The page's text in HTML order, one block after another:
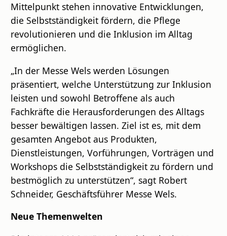
Mittelpunkt stehen innovative Entwicklungen,
die Selbstständigkeit fördern, die Pflege
revolutionieren und die Inklusion im Alltag
ermöglichen.
„In der Messe Wels werden Lösungen
präsentiert, welche Unterstützung zur Inklusion
leisten und sowohl Betroffene als auch
Fachkräfte die Herausforderungen des Alltags
besser bewältigen lassen. Ziel ist es, mit dem
gesamten Angebot aus Produkten,
Dienstleistungen, Vorführungen, Vorträgen und
Workshops die Selbstständigkeit zu fördern und
bestmöglich zu unterstützen“, sagt Robert
Schneider, Geschäftsführer Messe Wels.
Neue Themenwelten